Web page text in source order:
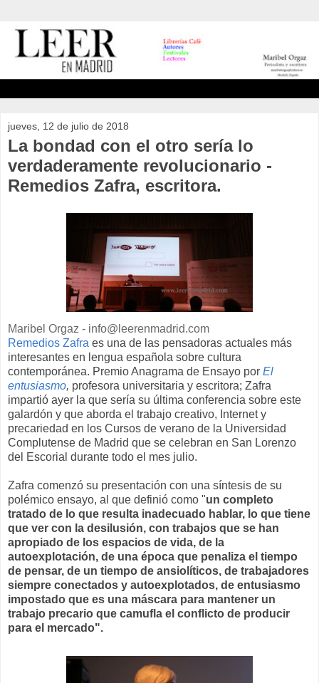
jueves, 12 de julio de 2018
La bondad con el otro sería lo
verdaderamente revolucionario -
Remedios Zafra, escritora.
Maribel Orgaz - info@leerenmadrid.com
Remedios Zafra es una de las pensadoras actuales más
interesantes en lengua española sobre cultura
contemporánea. Premio Anagrama de Ensayo por El
entusiasmo, profesora universitaria y escritora; Zafra
impartió ayer la que sería su última conferencia sobre este
galardón y que aborda el trabajo creativo, Internet y
precariedad en los Cursos de verano de la Universidad
Complutense de Madrid que se celebran en San Lorenzo
del Escorial durante todo el mes julio.
Zafra comenzó su presentación con una síntesis de su
polémico ensayo, al que definió como "un completo
tratado de lo que resulta inadecuado hablar, lo que tiene
que ver con la desilusión, con trabajos que se han
apropiado de los espacios de vida, de la
autoexplotación, de una época que penaliza el tiempo
de pensar, de un tiempo de ansiolíticos, de trabajadores
siempre conectados y autoexplotados, de entusiasmo
impostado que es una máscara para mantener un
trabajo precario que camufla el conflicto de producir
para el mercado".